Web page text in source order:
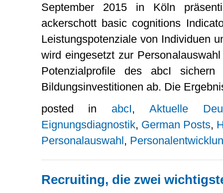
September 2015 in Köln
ackerschott basic cognitions
Leistungspotenziale von Individuen
wird eingesetzt zur
Potenzialprofile des abcI sichern
Bildungsinvestitionen ab. Die
posted in abcI,Aktuelle
Eignungsdiagnostik, German Posts,
Personalauswahl,
Recruiting, die zwei